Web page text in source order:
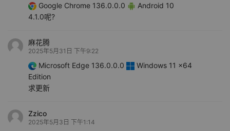
Google Chrome 136.0.0.0
Android 10
4.1.0呢?
麻花腾
2025年5月31日 下午9:22
Microsoft Edge 136.0.0.0
Windows 11 x64
Edition
求更新
Zzico
2025年5月3日 下午1:14